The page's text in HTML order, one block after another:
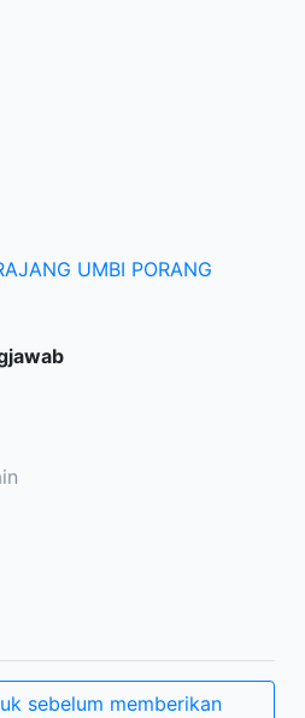
UMBI PORANG
sebelum memberikan